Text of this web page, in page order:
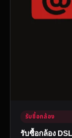
รับซื้อกล้อง
รับซื้อกล้อง